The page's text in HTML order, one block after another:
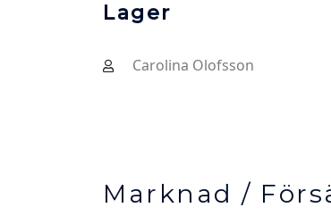
Lager
Carolina Olofsson
Marknad /